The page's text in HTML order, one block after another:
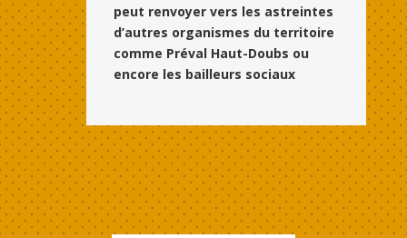
peut renvoyer vers les astreintes
d’autres organismes du territoire
comme Préval Haut-Doubs ou
encore les bailleurs sociaux